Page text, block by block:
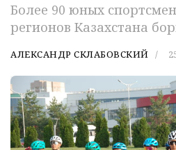
Более 90 юных
регионов Казахстана
АЛЕКСАНДР СКЛАБОВСКИЙ